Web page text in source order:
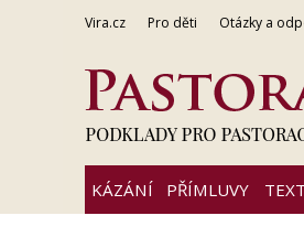
Vira.cz Pro děti Otázky a
KÁZÁNÍ PŘÍMLUVY